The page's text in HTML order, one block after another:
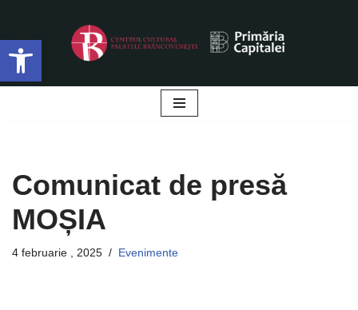
Deschide bara de unelte
Sari
la
conținut
Comunicat de presă
MOȘIA
4 februarie , 2025 Evenimente